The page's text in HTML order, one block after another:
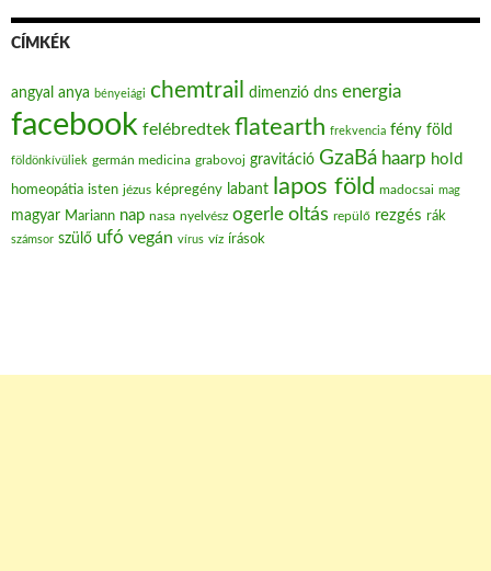
CÍMKÉK
angyal anya bényeiági chemtrail dimenzió dns energia
facebook felébredtek flatearth frekvencia fény föld
földönkívüliek germán medicina grabovoj gravitáció GzaBá haarp hold
homeopátia isten jézus képregény labant lapos föld madocsai mag
magyar Mariann nap nasa nyelvész ogerle oltás repülő rezgés rák
számsor szülő ufó vegán vírus víz írások